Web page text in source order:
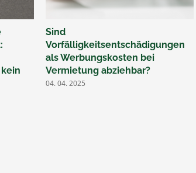
Sind
Vorfälligkeitsentschädigungen
als Werbungskosten bei
Vermietung abziehbar?
04. 04. 2025